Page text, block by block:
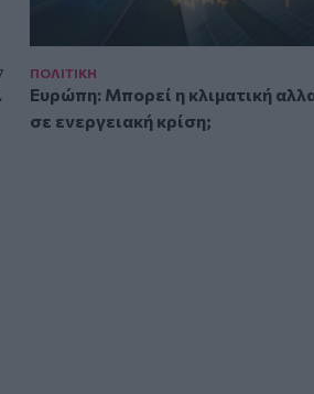
ΠΟΛΙΤΙΚΗ
Ευρώπη: Μπορεί η κλιματική
σε ενεργειακή κρίση;